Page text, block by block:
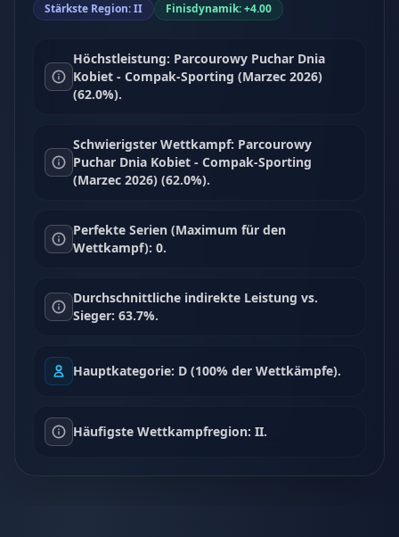
Stärkste Region: II Finisdynamik: +4.00
Höchstleistung: Parcourowy Puchar Dnia
Kobiet - Compak-Sporting (Marzec 2026)
(62.0%).
Schwierigster Wettkampf: Parcourowy
Puchar Dnia Kobiet - Compak-Sporting
(Marzec 2026) (62.0%).
Perfekte Serien (Maximum für den
Wettkampf): 0.
Durchschnittliche indirekte Leistung vs.
Sieger: 63.7%.
Hauptkategorie: D (100% der Wettkämpfe).
Häufigste Wettkampfregion: II.